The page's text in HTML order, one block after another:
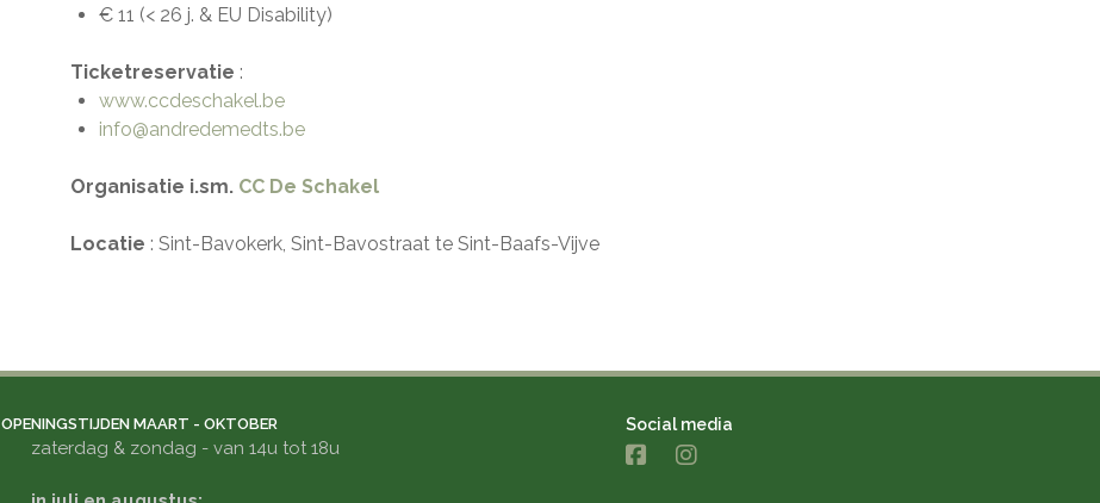
€ 11 (< 26 j. & EU Disability)
Ticketreservatie :
www.ccdeschakel.be
info@andredemedts.be
Organisatie i.sm. CC De Schakel
Locatie : Sint-Bavokerk, Sint-Bavostraat te Sint-Baafs-Vijve
OPENINGSTIJDEN MAART - OKTOBER
zaterdag & zondag - van 14u tot 18u
Social media